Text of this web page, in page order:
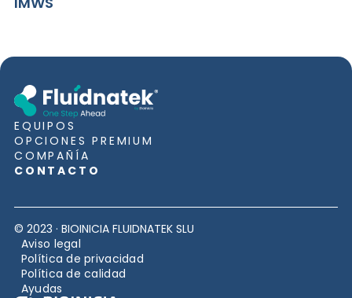
EQUIPOS
OPCIONES PREMIUM
COMPAÑÍA
CONTACTO
© 2023 · BIOINICIA FLUIDNATEK SLU
Aviso legal
Política de privacidad
Política de calidad
Ayudas